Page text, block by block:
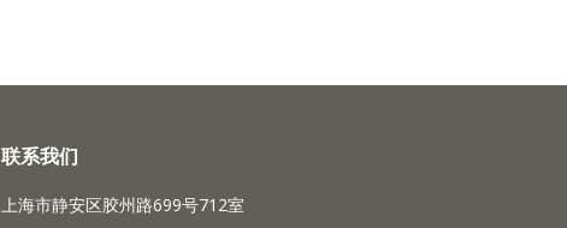
联系我们
上海市静安区胶州路699号712室